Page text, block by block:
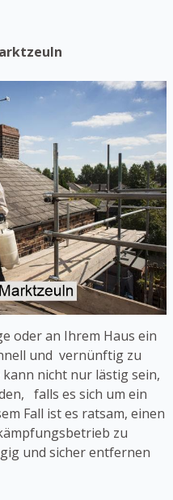
oder an Ihrem Haus ein
und vernünftig zu
nicht nur lästig sein,
falls es sich um ein
Fall ist es ratsam, einen
zu
und sicher entfernen